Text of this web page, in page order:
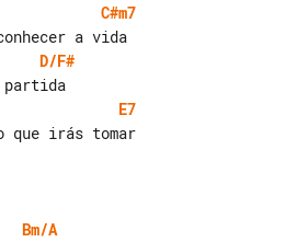
C#m7
D/F#
E7
que irás tomar
Bm/A